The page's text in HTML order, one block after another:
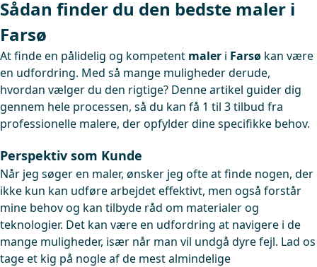
Sådan finder du den bedste maler i
Farsø
At finde en pålidelig og kompetent maler i Farsø kan være
en udfordring. Med så mange muligheder derude,
hvordan vælger du den rigtige? Denne artikel guider dig
gennem hele processen, så du kan få 1 til 3 tilbud fra
professionelle malere, der opfylder dine specifikke behov.
Perspektiv som Kunde
Når jeg søger en maler, ønsker jeg ofte at finde nogen, der
ikke kun kan udføre arbejdet effektivt, men også forstår
mine behov og kan tilbyde råd om materialer og
teknologier. Det kan være en udfordring at navigere i de
mange muligheder, især når man vil undgå dyre fejl. Lad os
tage et kig på nogle af de mest almindelige